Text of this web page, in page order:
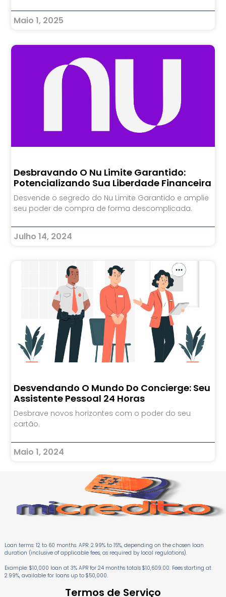
Maio 1, 2025
Desbravando O Nu Limite Garantido:
Potencializando Sua Liberdade Financeira
Desvende o segredo do Nu Limite Garantido e amplie
seu poder de compra de forma descomplicada.
Julho 14, 2024
Desvendando O Mundo Do Concierge: Seu
Assistente Pessoal 24 Horas
Desbrave novos horizontes com o poder do seu
cartão.
Maio 1, 2024
Loan terms: 12 to 60 months. APR: 2.99% to 15%, depending on the chosen loan
duration (inclusive of applicable fees, as required by local regulations).
Example: $10,000 loan at 3% APR for 24 months totals $10,609.00. Fees starting at
2.99%, available for loans up to $50,000.
Termos de Serviço